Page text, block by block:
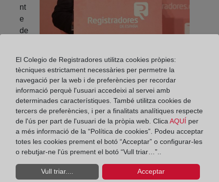
nt
e
de
bunal Constitucional, reconoció que “este premio,
busca reconocer a aquellas personas o entidades
que promueven el Estado social y democrático de
derecho, y que, este año, recae sobre esta
institución que me honro en presidir”, al tiempo que
añadía que “esta satisfacción que experimento se
extiende, como no puede ser de otra manera, a
todos los magistrados del Pleno del Tribunal que
Magistrados Eméritos que nos distinguen con su
El Colegio de Registradores utilitza cookies pròpies:
tècniques estrictament necessàries per permetre la
navegació per la web i de preferències per recordar
informació perquè l'usuari accedeixi al servei amb
determinades característiques. També utilitza cookies de
tercers de preferències, i per a finalitats analítiques respecte
de l'ús per part de l'usuari de la pròpia web. Clica AQUÍ per
a més informació de la “Política de cookies”. Podeu acceptar
totes les cookies prement el botó “Acceptar” o configurar-les
o rebutjar-ne l'ús prement el botó “Vull triar…”..
Vull triar.... Acceptar